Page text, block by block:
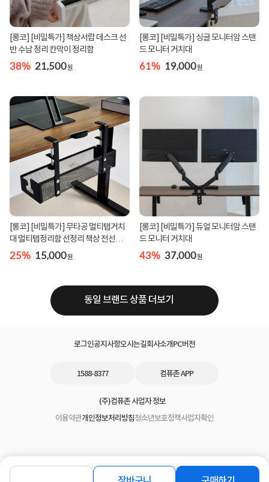
[롱코] [비밀특가] 책상서랍 데스크 선
반 수납 정리 칸막이 정리함
38% 21,500원
[롱코] [비밀특가] 싱글 모니터암 스탠
드 모니터 거치대
61% 19,000원
[롱코] [비밀특가] 무타공 멀티탭거치
대 멀티탭정리함 선정리 책상 전선정리
함
25% 15,000원
[롱코] [비밀특가] 듀얼 모니터암 스탠
드 모니터 거치대
43% 37,000원
동일 브랜드 상품 더보기
로그인공지사항오시는길회사소개PC버전
1588-8377 컴퓨존 APP
(주)컴퓨존 사업자 정보
이용약관개인정보처리방침청소년보호정책사업자확인